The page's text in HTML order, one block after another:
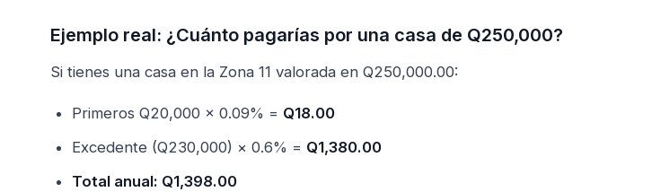
Ejemplo real: ¿Cuánto pagarías por una casa de Q250,000?
Si tienes una casa en la Zona 11 valorada en Q250,000.00:
Primeros Q20,000 × 0.09% = Q18.00
Excedente (Q230,000) × 0.6% = Q1,380.00
Total anual: Q1,398.00